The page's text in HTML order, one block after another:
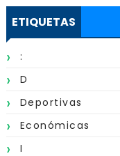
ETIQUETAS
:
D
Deportivas
Económicas
I